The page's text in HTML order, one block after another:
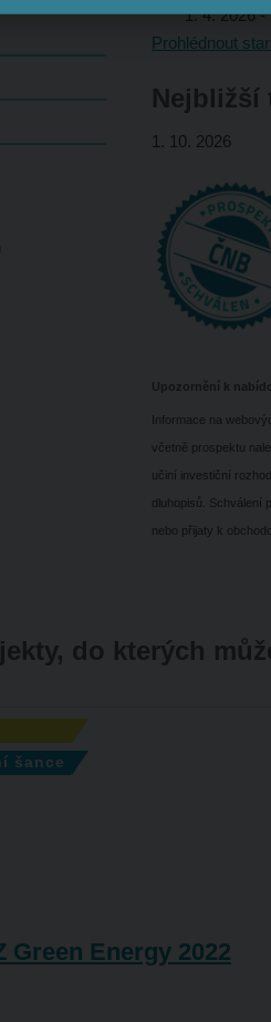
1. 4. 2026-
Prohlédnout
Nejbližší
1. 10. 2026
Upozornění k
Informace na
včetně prospektu
učiní investiční
dluhopisů.
nebo přijaty k
do kterých
Green Energy 2022
šance